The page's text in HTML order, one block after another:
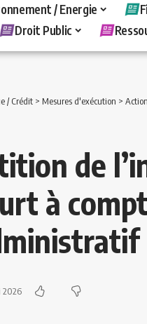
/ Energie
Droit Public
/ Crédit > Mesures d'exécution > Action
de
à
2026